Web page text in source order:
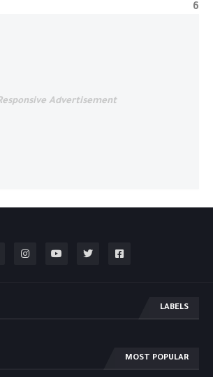
6
Advertisement
LABELS
MOST POPULAR